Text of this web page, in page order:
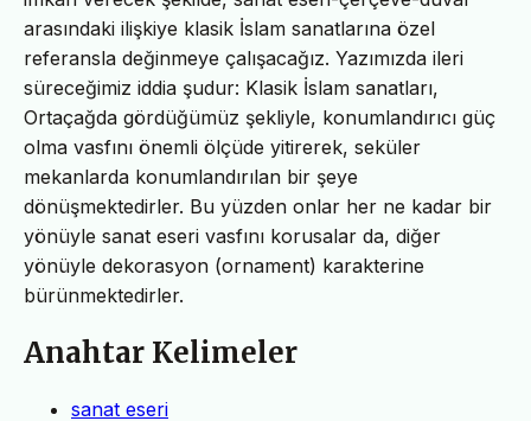
arasındaki ilişkiye klasik İslam sanatlarına özel
referansla değinmeye çalışacağız. Yazımızda ileri
süreceğimiz iddia şudur: Klasik İslam sanatları,
Ortaçağda gördüğümüz şekliyle, konumlandırıcı güç
olma vasfını önemli ölçüde yitirerek, seküler
mekanlarda konumlandırılan bir şeye
dönüşmektedirler. Bu yüzden onlar her ne kadar bir
yönüyle sanat eseri vasfını korusalar da, diğer
yönüyle dekorasyon (ornament) karakterine
bürünmektedirler.
Anahtar Kelimeler
sanat eseri